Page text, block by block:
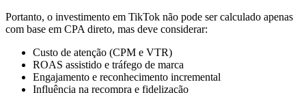
Portanto, o investimento em TikTok não pode ser calculado apenas
com base em CPA direto, mas deve considerar:
Custo de atenção (CPM e VTR)
ROAS assistido e tráfego de marca
Engajamento e reconhecimento incremental
Influência na recompra e fidelização